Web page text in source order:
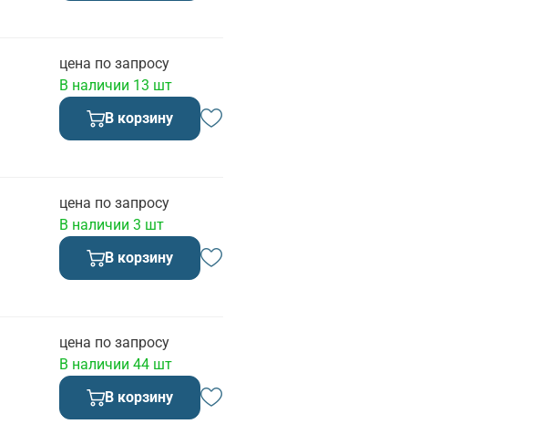
цена по запросу
В наличии 13 шт
В корзину
цена по запросу
В наличии 3 шт
В корзину
цена по запросу
В наличии 44 шт
В корзину